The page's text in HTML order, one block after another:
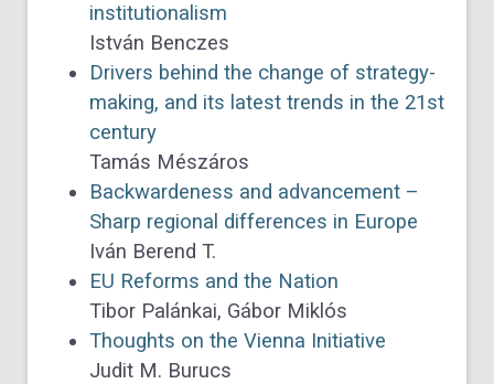
institutionalism
István Benczes
Drivers behind the change of strategy-
making, and its latest trends in the 21st
century
Tamás Mészáros
Backwardeness and advancement –
Sharp regional differences in Europe
Iván Berend T.
EU Reforms and the Nation
Tibor Palánkai, Gábor Miklós
Thoughts on the Vienna Initiative
Judit M. Burucs